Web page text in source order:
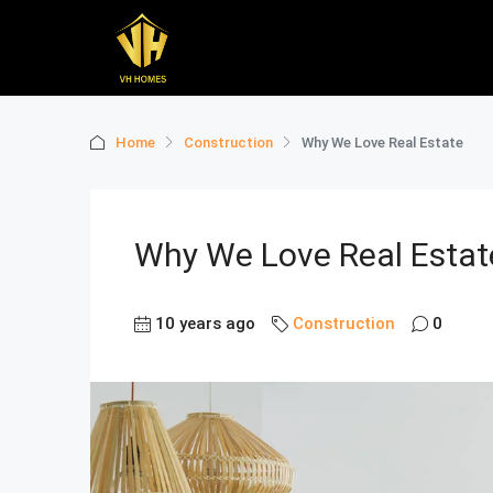
Home Construction Why We Love Real Estate
Why We Love Real
10 years ago Construction 0